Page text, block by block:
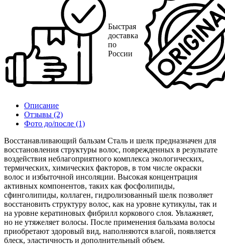
Быстрая
доставка
по
России
Описание
Отзывы (2)
Фото до/после (1)
Восстанавливающий бальзам Сталь и шелк предназначен для
восстановления структуры волос, поврежденных в результате
воздействия неблагоприятного комплекса экологических,
термических, химических факторов, в том числе окраски
волос и избыточной инсоляции. Высокая концентрация
активных компонентов, таких как фосфолипиды,
сфинголипиды, коллаген, гидролизованный шелк позволяет
восстановить структуру волос, как на уровне кутикулы, так и
на уровне кератиновых фибрилл коркового слоя. Увлажняет,
но не утяжеляет волосы. После применения бальзама волосы
приобретают здоровый вид, наполняются влагой, появляется
блеск, эластичность и дополнительный объем.